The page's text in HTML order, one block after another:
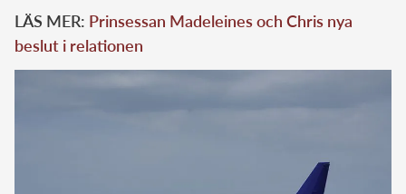
LÄS MER: Prinsessan Madeleines och Chris nya
beslut i relationen